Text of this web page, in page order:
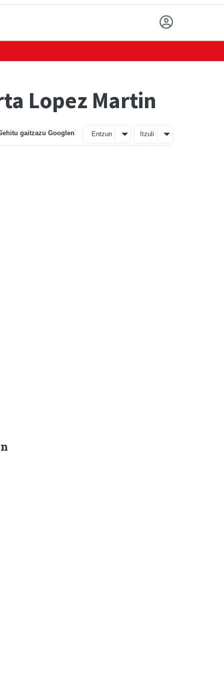
Lopez Martin
gaitzazu Googlen Entzun Itzuli